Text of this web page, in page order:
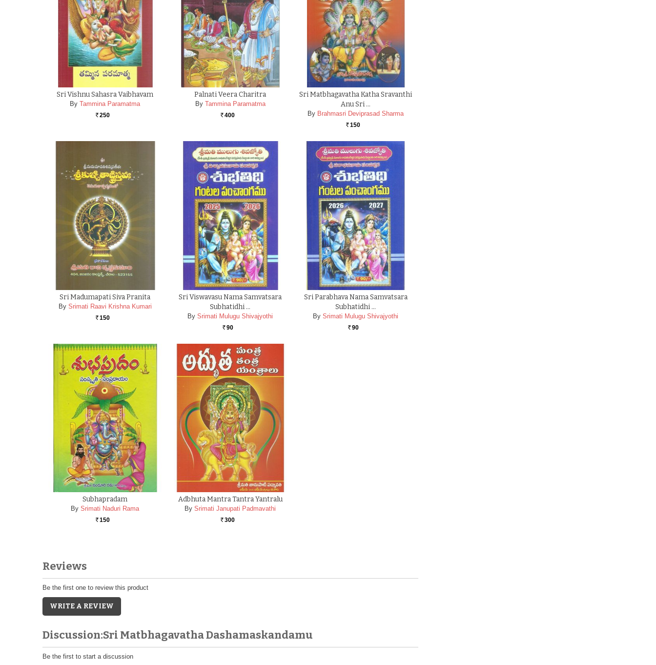
Sri Vishnu Sahasra Vaibhavam
By Tammina Paramatma
Rs. 250
Palnati Veera Charitra
By Tammina Paramatma
Rs. 400
Sri Matbhagavatha Katha Sravanthi
Anu Sri …
By Brahmasri Deviprasad Sharma
Rs. 150
Sri Madumapati Siva Pranita
By Srimati Raavi Krishna Kumari
Rs. 150
Sri Viswavasu Nama Samvatsara
Subhatidhi …
By Srimati Mulugu Shivajyothi
Rs. 90
Sri Parabhava Nama Samvatsara
Subhatidhi …
By Srimati Mulugu Shivajyothi
Rs. 90
Subhapradam
By Srimati Naduri Rama
Rs. 150
Adbhuta Mantra Tantra Yantralu
By Srimati Janupati Padmavathi
Rs. 300
Reviews
Be the first one to review this product
WRITE A REVIEW
Discussion:Sri Matbhagavatha Dashamaskandamu
Be the first to start a discussion